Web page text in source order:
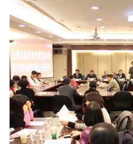
更有挑戰緊張極限的【名人獎金
心算能力，平常更要接受聽算訓